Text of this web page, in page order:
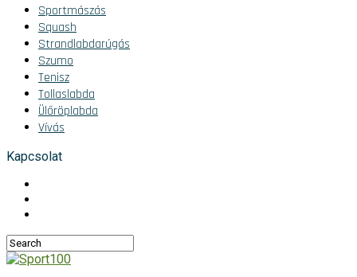
Sportmászás
Squash
Strandlabdarúgás
Szumo
Tenisz
Tollaslabda
Ülőröplabda
Vívás
Kapcsolat